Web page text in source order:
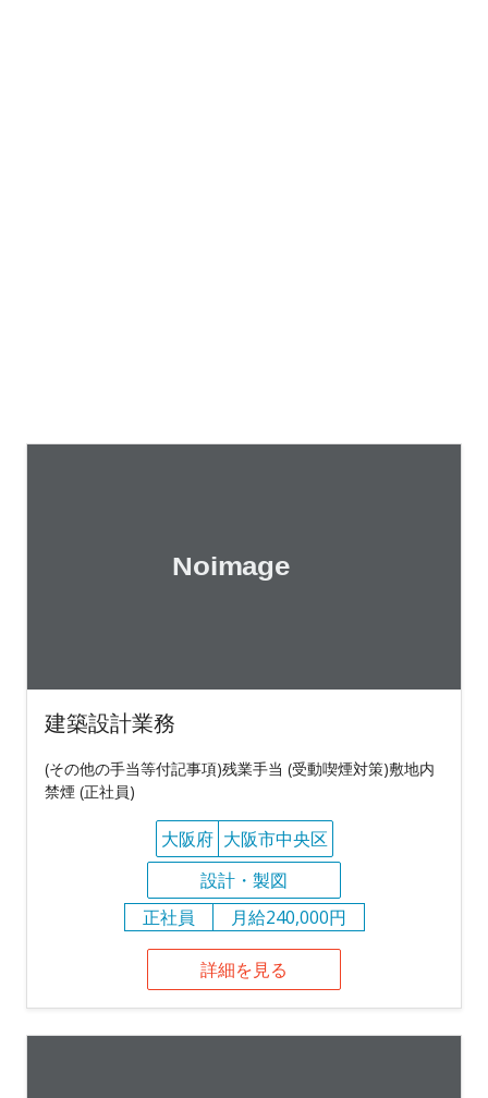
建築設計業務
(その他の手当等付記事項)残業手当 (受動喫煙対策)敷地内
禁煙 (正社員)
大阪府 大阪市中央区
設計・製図
正社員
月給240,000円
詳細を見る